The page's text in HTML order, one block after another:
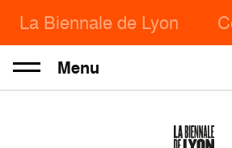
La Biennale de Lyon
Menu